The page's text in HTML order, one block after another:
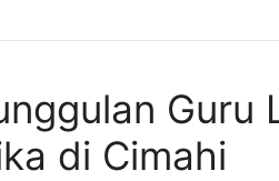
Guru
di Cimahi